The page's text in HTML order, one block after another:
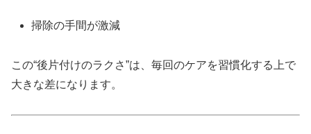
掃除の手間が激減
この“後片付けのラクさ”は、毎回のケアを習慣化する上で
大きな差になります。